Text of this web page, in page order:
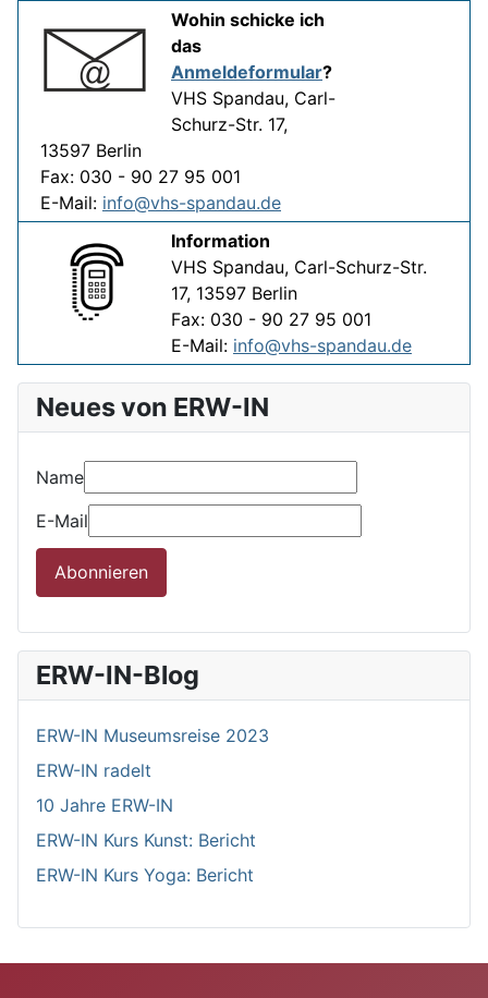
Neues von ERW-IN
Name
E-Mail
Abonnieren
ERW-IN-Blog
ERW-IN Museumsreise 2023
ERW-IN radelt
10 Jahre ERW-IN
ERW-IN Kurs Kunst: Bericht
ERW-IN Kurs Yoga: Bericht
Wohin schicke ich
das
Anmeldeformular?
VHS Spandau, Carl-
Schurz-Str. 17,
13597 Berlin
Fax: 030 - 90 27 95 001
E-Mail: info@vhs-spandau.de
Information
VHS Spandau, Carl-Schurz-Str.
17, 13597 Berlin
Fax: 030 - 90 27 95 001
E-Mail: info@vhs-spandau.de